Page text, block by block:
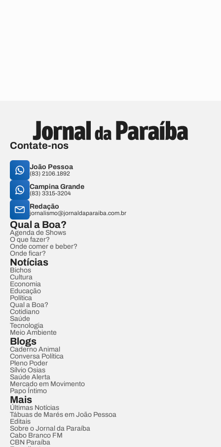
Contate-nos
João Pessoa
(83) 2106.1892
Campina Grande
(83) 3315-3204
Redação
jornalismo@jornaldaparaiba.com.br
Qual a Boa?
Agenda de Shows
O que fazer?
Onde comer e beber?
Onde ficar?
Notícias
Bichos
Cultura
Economia
Educação
Política
Qual a Boa?
Cotidiano
Saúde
Tecnologia
Meio Ambiente
Blogs
Caderno Animal
Conversa Política
Pleno Poder
Sílvio Osias
Saúde Alerta
Mercado em Movimento
Papo Íntimo
Mais
Últimas Notícias
Tábuas de Marés em João Pessoa
Editais
Sobre o Jornal da Paraíba
Cabo Branco FM
CBN Paraíba